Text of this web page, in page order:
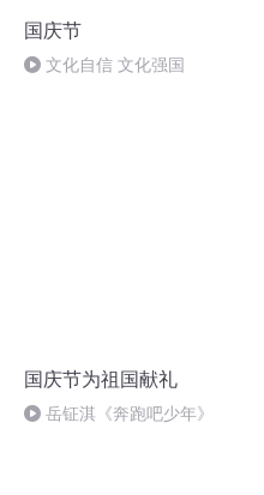
国庆节
文化自信 文化强国
国庆节为祖国献礼
岳钲淇《奔跑吧少年》